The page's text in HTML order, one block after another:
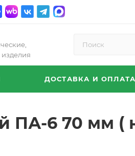
ДОСТАВКА И ОПЛАТА
ПА-6 70 мм (